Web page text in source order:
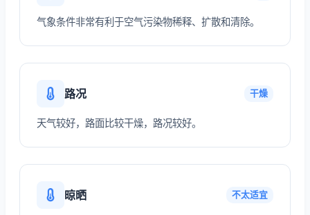
气象条件非常有利于空气污染物稀释、扩散和清除。
路况 干燥
天气较好，路面比较干燥，路况较好。
晾晒 不太适宜